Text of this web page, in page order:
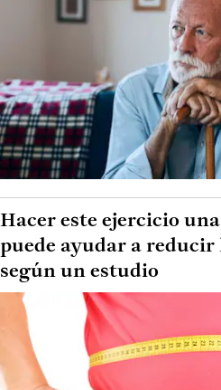
Hacer este ejercicio
puede ayudar a
según un estudio